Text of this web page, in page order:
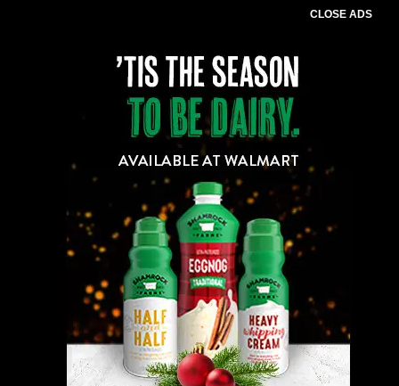
CLOSE ADS